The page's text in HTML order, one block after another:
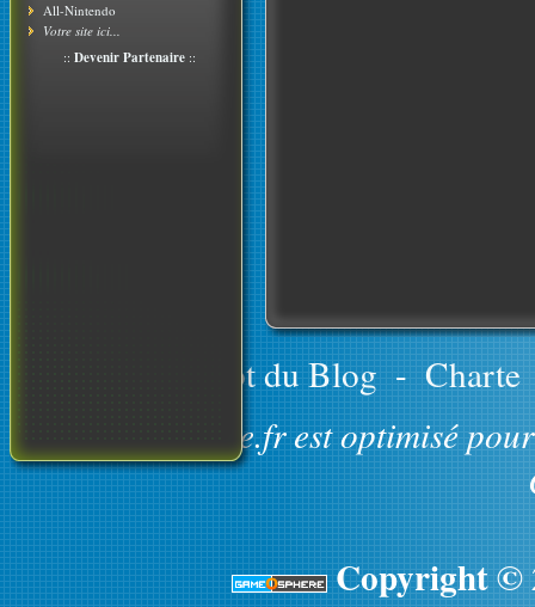
All-Nintendo
Votre site ici...
:: Devenir Partenaire ::
Le concept du Blog - Charte
GameOsphere.fr est optimisé
Copyright ©